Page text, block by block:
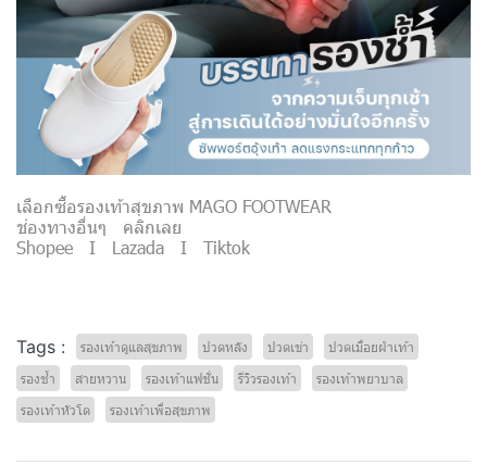
เลือกซื้อรองเท้าสุขภาพ MAGO FOOTWEAR
ช่องทางอื่นๆ คลิกเลย
Shopee I Lazada I Tiktok
Tags : รองเท้าดูแลสุขภาพ ปวดหลัง ปวดเข่า
ปวดเมื่อยฝ่าเท้า
รองช้ำ
สายหวาน รองเท้าแฟชั่น รีวิวรองเท้า
รองเท้าพยาบาล
รองเท้าหัวโต
รองเท้าเพื่อสุขภาพ